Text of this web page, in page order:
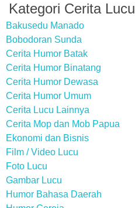
Kategori Cerita Lucu
Bakusedu Manado
Bobodoran Sunda
Cerita Humor Batak
Cerita Humor Binatang
Cerita Humor Dewasa
Cerita Humor Umum
Cerita Lucu Lainnya
Cerita Mop dan Mob Papua
Ekonomi dan Bisnis
Film / Video Lucu
Foto Lucu
Gambar Lucu
Humor Bahasa Daerah